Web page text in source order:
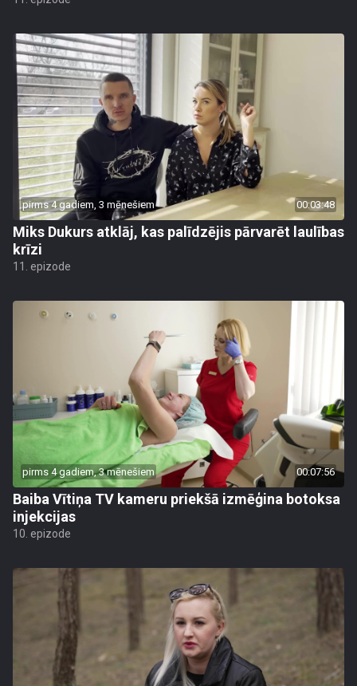
pirms 4 gadiem, 3 mēnešiem 00:03:48
Miks Dukurs atklāj, kas palīdzējis pārvarēt laulības
krīzi
11. epizode
pirms 4 gadiem, 3 mēnešiem 00:07:56
Baiba Vītiņa TV kameru priekšā izmēģina botoksa
injekcijas
10. epizode